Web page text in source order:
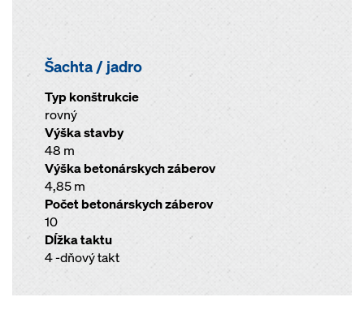
Šachta / jadro
Typ konštrukcie
rovný
Výška stavby
48 m
Výška betonárskych záberov
4,85 m
Počet betonárskych záberov
10
Dĺžka taktu
4 -dňový takt